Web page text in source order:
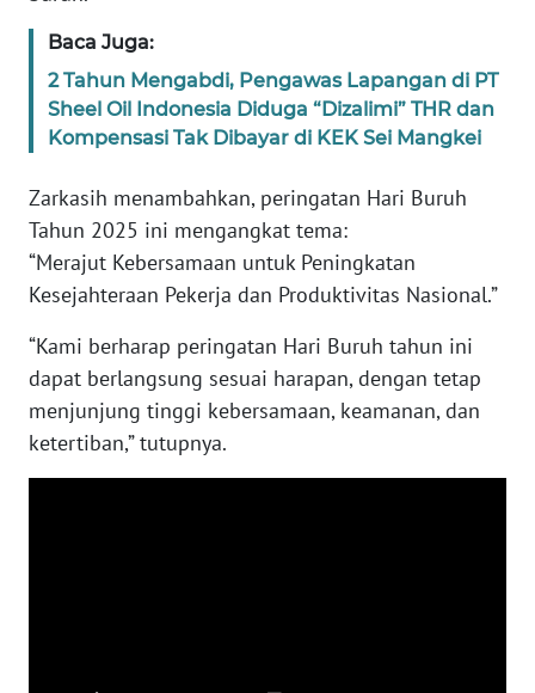
Baca Juga:
2 Tahun Mengabdi, Pengawas Lapangan di PT
Sheel Oil Indonesia Diduga “Dizalimi” THR dan
Kompensasi Tak Dibayar di KEK Sei Mangkei
Zarkasih menambahkan, peringatan Hari Buruh
Tahun 2025 ini mengangkat tema:
“Merajut Kebersamaan untuk Peningkatan
Kesejahteraan Pekerja dan Produktivitas Nasional.”
“Kami berharap peringatan Hari Buruh tahun ini
dapat berlangsung sesuai harapan, dengan tetap
menjunjung tinggi kebersamaan, keamanan, dan
ketertiban,” tutupnya.
WN
SULTENG
WN
WN
WN
SUMBAR
WN
SUMSEL